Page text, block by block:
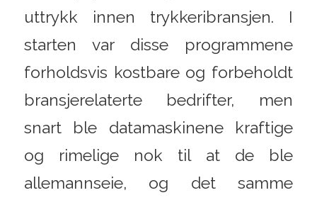
uttrykk innen trykkeribransjen. I
starten var disse programmene
forholdsvis kostbare og forbeholdt
bransjerelaterte bedrifter, men
snart ble datamaskinene kraftige
og rimelige nok til at de ble
allemannseie, og det samme